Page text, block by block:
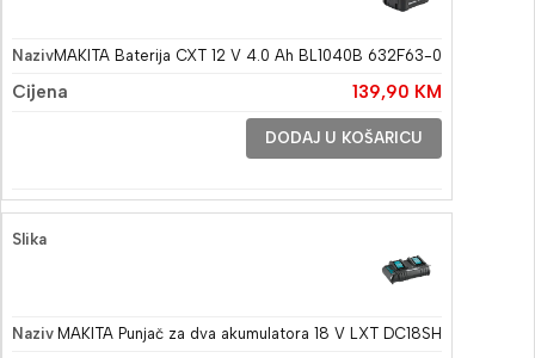
MAKITA Baterija CXT 12 V 4.0 Ah BL1040B 632F63-0
139,90 KM
DODAJ U KOŠARICU
MAKITA Punjač za dva akumulatora 18 V LXT DC18SH